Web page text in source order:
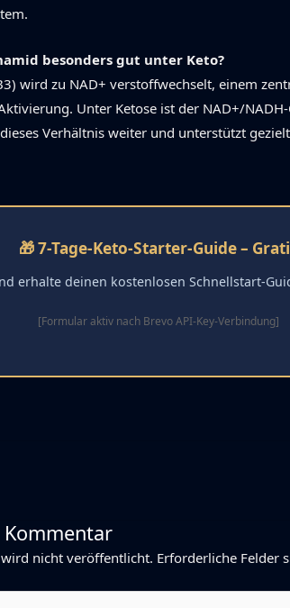
besonders gut unter Keto?
wird zu NAD+ verstoffwechselt, einem
Unter Ketose ist der NAD+/
Verhältnis weiter und unterstützt
🎁 7-Tage-Keto-Starter-Guide –
erhalte deinen kostenlosen Schnellstart-
[Formular aktiv nach Brevo API-Key-Verbindung]
Kommentar
nicht veröffentlicht. Erforderliche Felder